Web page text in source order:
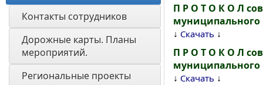
Контакты сотрудников
Дорожные карты. Планы
мероприятий.
Региональные проекты
П Р О Т О К О Л
муниципального
↓ Скачать ↓
П Р О Т О К О Л
муниципального
↓ Скачать ↓